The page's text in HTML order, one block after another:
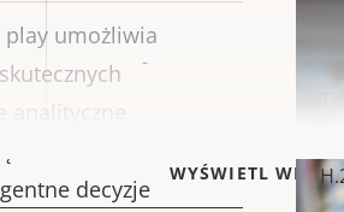
play umożliwia
decyzje
WYŚWIETL WIĘCEJ
-